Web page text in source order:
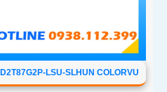
LSU-SLHUN COLORVU